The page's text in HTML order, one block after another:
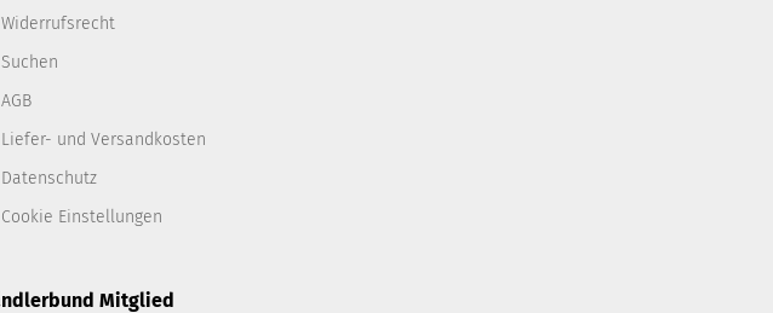
Widerrufsrecht
Suchen
AGB
Liefer- und Versandkosten
Datenschutz
Cookie Einstellungen
Mitglied